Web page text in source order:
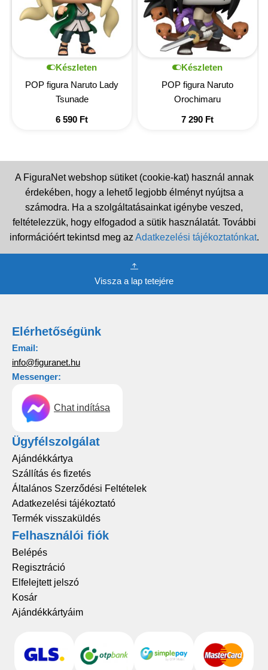
Készleten
POP figura Naruto Lady
Tsunade
6 590 Ft
Készleten
POP figura Naruto
Orochimaru
7 290 Ft
A FiguraNet webshop sütiket (cookie-kat) használ annak
érdekében, hogy a lehető legjobb élményt nyújtsa a
számodra. Ha a szolgáltatásainkat igénybe veszed,
feltételezzük, hogy elfogadod a sütik használatát. További
információért tekintsd meg az Adatkezelési tájékoztatónkat.
Vissza a lap tetejére
Elérhetőségünk
Email:
info@figuranet.hu
Messenger:
Chat indítása
Ügyfélszolgálat
Ajándékkártya
Szállítás és fizetés
Általános Szerződési Feltételek
Adatkezelési tájékoztató
Termék visszaküldés
Felhasználói fiók
Belépés
Regisztráció
Elfelejtett jelszó
Kosár
Ajándékkártyáim